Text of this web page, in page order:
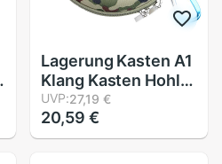
Lagerung Kasten A1
Klang Kasten Hohl
Klang Übertragung
Schutz fallen
UVP:27,19 €
20,59 €